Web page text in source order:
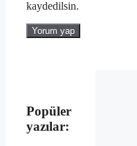
kaydedilsin.
Popüler
yazılar: